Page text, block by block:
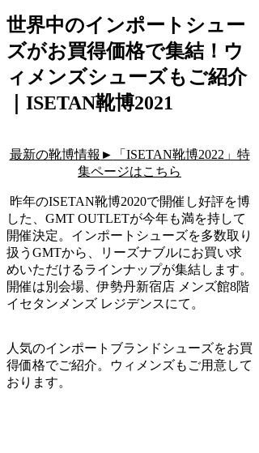
世界中のインポートシュー
ズがお買得価格で集結！ウ
ィメンズシューズもご紹介
｜ISETAN靴博2021
最新の靴博情報 ►
「ISETAN靴博2022」特
集ページはこちら
昨年のISETAN靴博2020で開催し好評を博
した、GMT OUTLETが今年も満を持して
開催決定。インポートシューズを多数取り
扱うGMTから、リーズナブルにお買い求
めいただけるラインナップが集結します。
開催は別会場、伊勢丹新宿店 メンズ館8階
イセタンメンズ レジデンスにて。
人気のインポートブランドシューズをお買
得価格でご紹介。ウィメンズもご用意して
おります。